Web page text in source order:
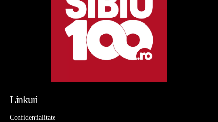
Linkuri
Confidentialitate